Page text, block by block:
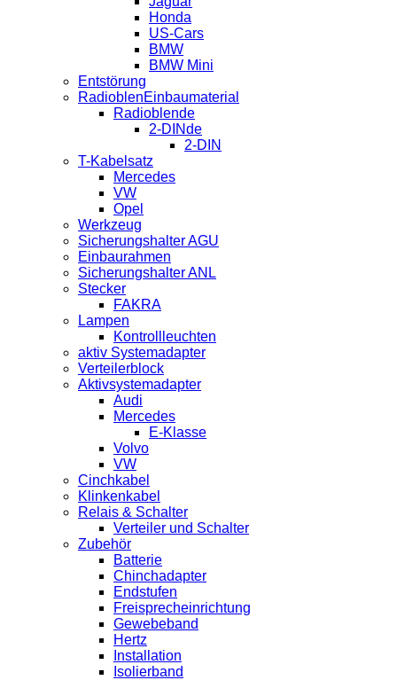
Honda
US-Cars
BMW
BMW Mini
Entstörung
RadioblenEinbaumaterial
Radioblende
2-DINde
2-DIN
T-Kabelsatz
Mercedes
VW
Opel
Werkzeug
Sicherungshalter AGU
Einbaurahmen
Sicherungshalter ANL
Stecker
FAKRA
Lampen
Kontrollleuchten
aktiv Systemadapter
Verteilerblock
Aktivsystemadapter
Audi
Mercedes
E-Klasse
Volvo
VW
Cinchkabel
Klinkenkabel
Relais & Schalter
Verteiler und Schalter
Zubehör
Batterie
Chinchadapter
Endstufen
Freisprecheinrichtung
Gewebeband
Hertz
Installation
Isolierband